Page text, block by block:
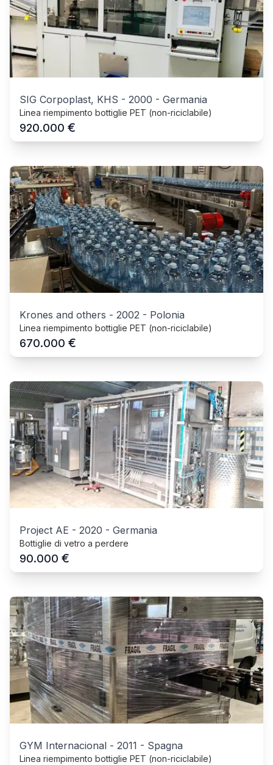
SIG Corpoplast, KHS - 2000 - Germania
Linea riempimento bottiglie PET (non-riciclabile)
920.000 €
Krones and others - 2002 - Polonia
Linea riempimento bottiglie PET (non-riciclabile)
670.000 €
Project AE - 2020 - Germania
Bottiglie di vetro a perdere
90.000 €
GYM Internacional - 2011 - Spagna
Linea riempimento bottiglie PET (non-riciclabile)